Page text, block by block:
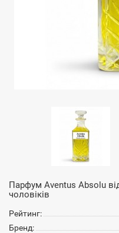
Парфум Aventus Absolu
чоловіків
Рейтинг:
Бренд: